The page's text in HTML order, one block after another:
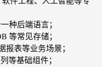
种后端语言；
等常见存储；
报表等业务场景；
等基础组件；